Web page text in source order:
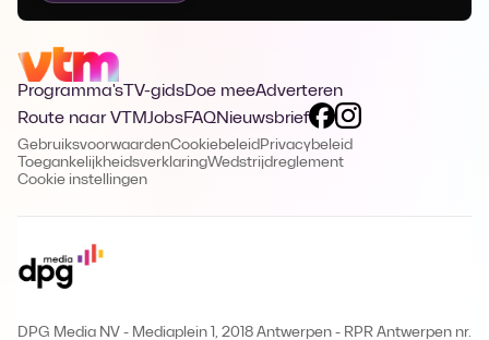
Programma's TV-gidsDoe meeAdverteren
Route naar VTMJobsFAQNieuwsbrief
GebruiksvoorwaardenCookiebeleid Privacybeleid
ToegankelijkheidsverklaringWedstrijdreglement
Cookie instellingen
DPG Media NV - Mediaplein 1, 2018 Antwerpen - RPR Antwerpen nr.